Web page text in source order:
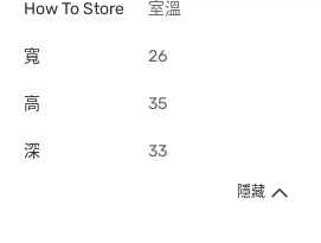
How To Store
室溫
寬 26
高 35
深 33
隱藏